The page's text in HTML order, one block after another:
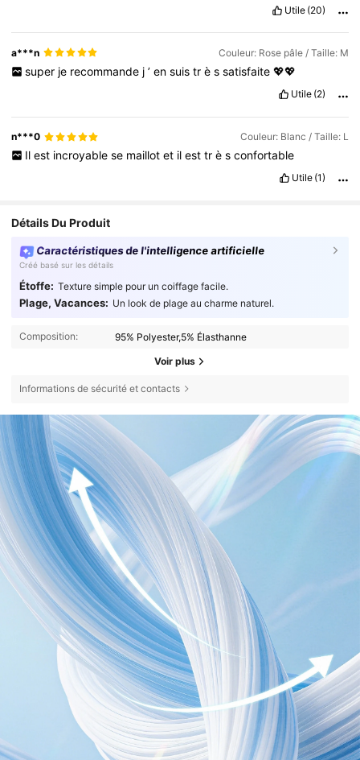
Utile (20)
a***n Couleur: Rose pâle / Taille: M
super je recommande j ’ en suis tr è s satisfaite 💖💖
Utile (2)
n***0 Couleur: Blanc / Taille: L
Il est incroyable se maillot et il est tr è s confortable
Utile (1)
Détails Du Produit
Caractéristiques de l'intelligence artificielle
Créé basé sur les détails
Étoffe: Texture simple pour un coiffage facile.
Plage, Vacances: Un look de plage au charme naturel.
Composition: 95% Polyester,5% Élasthanne
Voir plus
Informations de sécurité et contacts